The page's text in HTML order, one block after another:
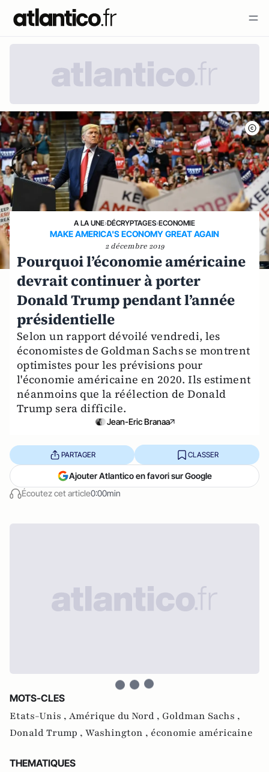
A LA UNE›DÉCRYPTAGES›ECONOMIE
MAKE AMERICA'S ECONOMY GREAT AGAIN
2 décembre 2019
Pourquoi l’économie américaine
devrait continuer à porter
Donald Trump pendant l’année
présidentielle
Selon un rapport dévoilé vendredi, les
économistes de Goldman Sachs se montrent
optimistes pour les prévisions pour
l'économie américaine en 2020. Ils estiment
néanmoins que la réélection de Donald
Trump sera difficile.
Jean-Eric Branaa
Écoutez cet article0:00min
PARTAGER CLASSER
Ajouter Atlantico en favori sur Google
MOTS-CLES
Etats-Unis , Amérique du Nord , Goldman Sachs ,
Donald Trump , Washington , économie américaine
THEMATIQUES